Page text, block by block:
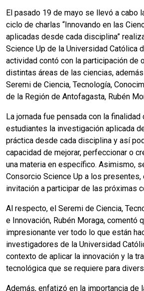
El pasado 19 de mayo se llevó a cabo
ciclo de charlas “Innovando en las
aplicadas desde cada disciplina”
Science Up de la Universidad Católica
actividad contó con la participación de
distintas áreas de las ciencias,
Seremi de Ciencia, Tecnología,
de la Región de Antofagasta, Rubén
La jornada fue pensada con la
estudiantes la investigación aplicada
práctica desde cada disciplina y así
capacidad de mejorar, perfeccionar o
una materia en específico. Asimismo,
Consorcio Science Up a los presentes,
invitación a participar de las próximas
Al respecto, el Seremi de Ciencia,
e Innovación, Rubén Moraga, comentó
impresionante ver todo lo que están
investigadores de la Universidad
contexto de aplicar la innovación y la
tecnológica que se requiere para
Además, enfatizó en la importancia de